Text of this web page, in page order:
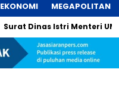
EKONOMI MEGAPOLITAN
Surat Dinas Istri Menteri